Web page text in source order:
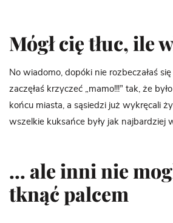
Mógł cię tłuc, ile
No wiadomo, dopóki nie rozbeczałaś
zaczęłaś krzyczeć „mamo!!!” tak, że
końcu miasta, a sąsiedzi już wykręcali
wszelkie kuksańce były jak najbardziej
… ale inni nie
tknąć palcem